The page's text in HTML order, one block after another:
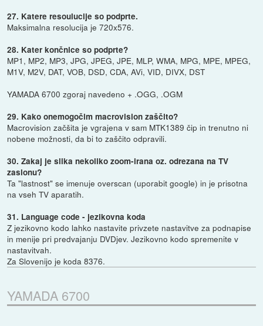
27. Katere resoulucije so podprte.
Maksimalna resolucija je 720x576.
28. Kater končnice so podprte?
MP1, MP2, MP3, JPG, JPEG, JPE, MLP, WMA, MPG, MPE, MPEG,
M1V, M2V, DAT, VOB, DSD, CDA, AVi, VID, DIVX, DST
YAMADA 6700 zgoraj navedeno + .OGG, .OGM
29. Kako onemogočim macrovision zaščito?
Macrovision začšita je vgrajena v sam MTK1389 čip in trenutno ni
nobene možnosti, da bi to zaščito odpravili.
30. Zakaj je slika nekoliko zoom-irana oz. odrezana na TV
zaslonu?
Ta "lastnost" se imenuje overscan (uporabit google) in je prisotna
na vseh TV aparatih.
31. Language code - jezikovna koda
Z jezikovno kodo lahko nastavite privzete nastavitve za podnapise
in menije pri predvajanju DVDjev. Jezikovno kodo spremenite v
nastavitvah.
Za Slovenijo je koda 8376.
YAMADA 6700